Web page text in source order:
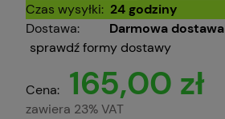
Czas wysyłki: 24 godziny
Dostawa:
Darmowa dostawa
sprawdź formy dostawy
Cena: 165,00 zł
zawiera 23% VAT